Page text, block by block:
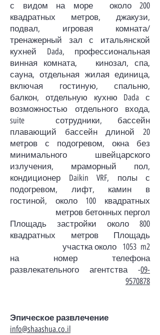
с видом на море около 200
квадратных метров, джакузи,
подвал, игровая комната/
тренажерный зал с итальянской
кухней Dada, профессиональная
винная комната, кинозал, спа,
сауна, отдельная жилая единица,
включая гостиную, спальню,
балкон, отдельную кухню Dada с
возможностью отдельного входа,
suite сотрудники, бассейн
плавающий бассейн длиной 20
метров с подогревом, окна без
минимального швейцарского
излучения, мраморный пол,
кондиционер Daikin VRF, полы с
подогревом, лифт, камин в
гостиной, около 100 квадратных
метров бетонных пергол
Площадь застройки около 800
квадратных метров Площадь
участка около 1053 m2
на номер телефона
развлекательного агентства -09-
9570878
Эпическое развлечение
info@shaashua.co.il